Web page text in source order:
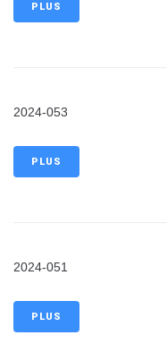
PLUS
2024-053
PLUS
2024-051
PLUS